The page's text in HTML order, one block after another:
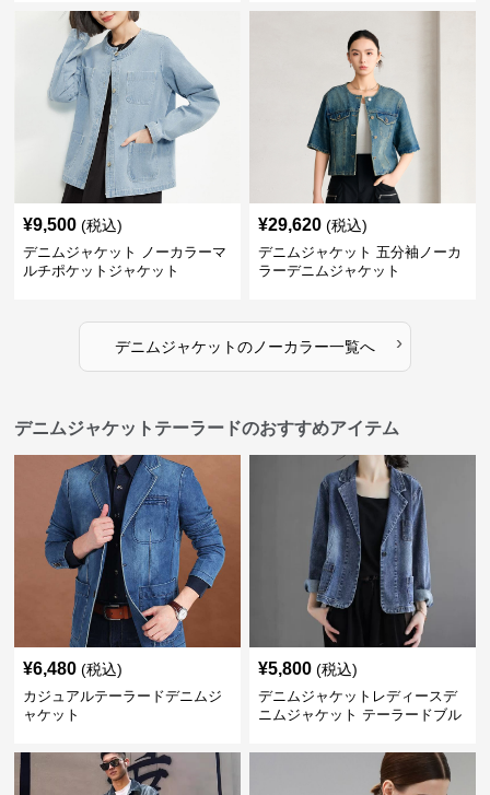
¥9,500 (税込)
デニムジャケット ノーカラーマ
ルチポケットジャケット
¥29,620 (税込)
デニムジャケット 五分袖ノーカ
ラーデニムジャケット
デニムジャケットのノーカラー一覧へ ›
デニムジャケットテーラードのおすすめアイテム
¥6,480 (税込)
カジュアルテーラードデニムジ
ャケット
¥5,800 (税込)
デニムジャケットレディースデ
ニムジャケット テーラードブル